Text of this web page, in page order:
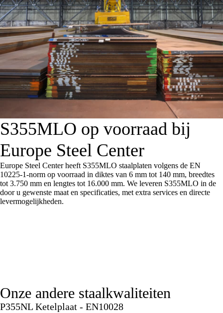
S355MLO op voorraad bij
Europe Steel Center
Europe Steel Center heeft S355MLO staalplaten volgens de EN
10225-1-norm op voorraad in diktes van 6 mm tot 140 mm, breedtes
tot 3.750 mm en lengtes tot 16.000 mm. We leveren S355MLO in de
door u gewenste maat en specificaties, met extra services en directe
levermogelijkheden.
Onze andere staalkwaliteiten
P355NL Ketelplaat - EN10028